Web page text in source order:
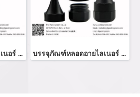
บรรจุภัณฑ์หลอดอายไลเนอร์ แท่งอายไลเนอร์ อายลายเนอร์ eyeliner bottler ขวดอายไลเนอร์ จำหน่ายบรรจุภัณฑ์เครื่องสำอางทุกประเภท บรรจุภัณฑ์หลอดอายไลเนอร์ eyeliner bottle จำหน่ายบรรจุภัณฑ์เครื่องสำอางทุกประเภท